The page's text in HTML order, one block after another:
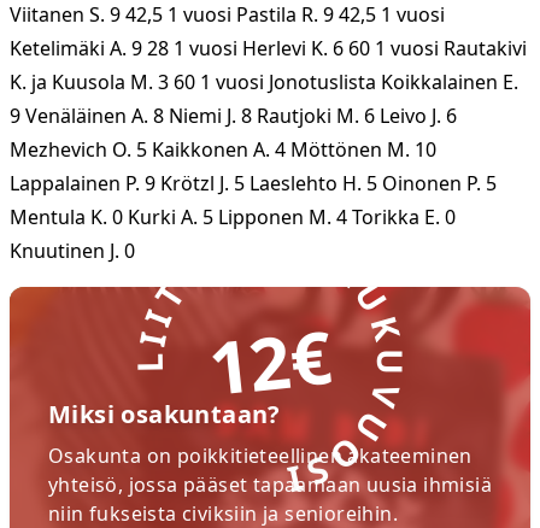
Viitanen S. 9 42,5 1 vuosi Pastila R. 9 42,5 1 vuosi
Ketelimäki A. 9 28 1 vuosi Herlevi K. 6 60 1 vuosi Rautakivi
K. ja Kuusola M. 3 60 1 vuosi Jonotuslista Koikkalainen E.
9 Venäläinen A. 8 Niemi J. 8 Rautjoki M. 6 Leivo J. 6
Mezhevich O. 5 Kaikkonen A. 4 Möttönen M. 10
Lappalainen P. 9 Krötzl J. 5 Laeslehto H. 5 Oinonen P. 5
Mentula K. 0 Kurki A. 5 Lipponen M. 4 Torikka E. 0
Knuutinen J. 0LIITY NYT! LUKUVUOSI
12€
Miksi osakuntaan?
Osakunta on poikkitieteellinen akateeminen
yhteisö, jossa pääset tapaamaan uusia ihmisiä
niin fukseista civiksiin ja senioreihin.